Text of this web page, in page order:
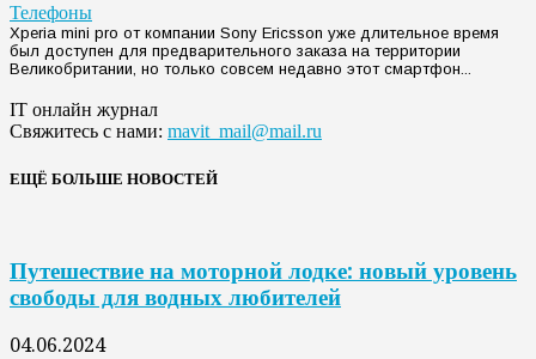
Телефоны
Xperia mini pro от компании Sony Ericsson уже длительное время
был доступен для предварительного заказа на территории
Великобритании, но только совсем недавно этот смартфон...
IT онлайн журнал
Свяжитесь с нами: mavit_mail@mail.ru
ЕЩЁ БОЛЬШЕ НОВОСТЕЙ
Путешествие на моторной лодке: новый уровень
свободы для водных любителей
04.06.2024